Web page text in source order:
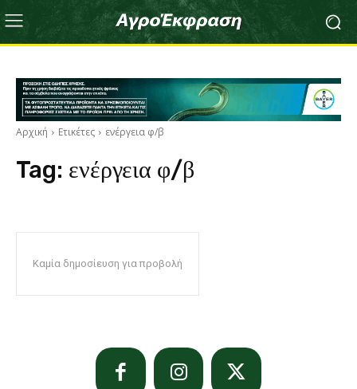
Αρχική Ετικέτες ενέργεια φ/β
Tag: ενέργεια φ/β
Καμία δημοσίευση για προβολή